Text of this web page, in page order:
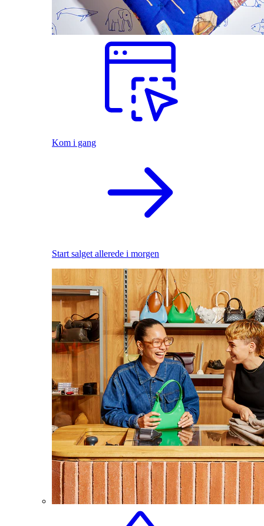
Kom i gang
Start salget allerede i morgen